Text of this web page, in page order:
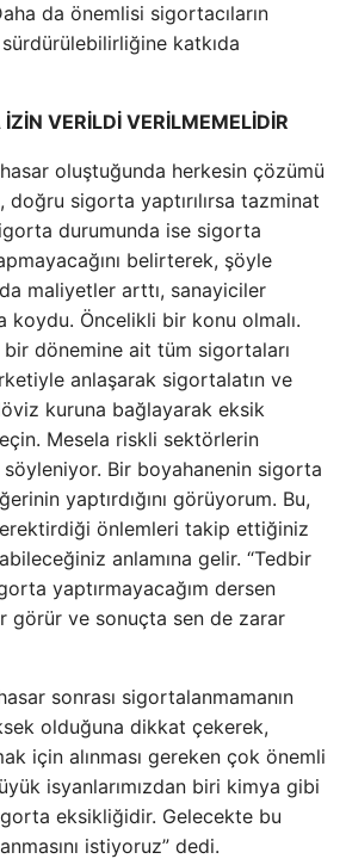
da önemlisi sigortacıların
katkıda
İZİN VERİLDİ VERİLMEMELİDİR
oluştuğunda herkesin çözümü
doğru sigorta yaptırılırsa tazminat
durumunda ise sigorta
belirterek, şöyle
maliyetler arttı, sanayiciler
koydu. Öncelikli bir konu olmalı.
bir dönemine ait tüm sigortaları
anlaşarak sigortalatın ve
kuruna bağlayarak eksik
Mesela riskli sektörlerin
söyleniyor. Bir boyahanenin sigorta
yaptırdığını görüyorum. Bu,
önlemleri takip ettiğiniz
anlamına gelir. “Tedbir
yaptırmayacağım dersen
görür ve sonuçta sen de zarar
sonrası sigortalanmamanın
olduğuna dikkat çekerek,
için alınması gereken çok önemli
isyanlarımızdan biri kimya gibi
eksikliğidir. Gelecekte bu
istiyoruz” dedi.